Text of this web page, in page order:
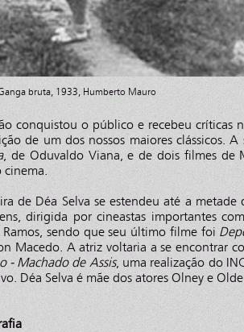
bruta, 1933, Humberto Mauro
conquistou o público e recebeu críticas
de um dos nossos maiores clássicos.
, de Oduvaldo Viana, e de dois filmes de
cinema.
de Déa Selva se estendeu até a
dirigida por cineastas importantes
Ramos, sendo que seu último filme foi
Macedo. A atriz voltaria a se encontrar
- Machado de Assis, uma realização do
Déa Selva é mãe dos atores Olney e